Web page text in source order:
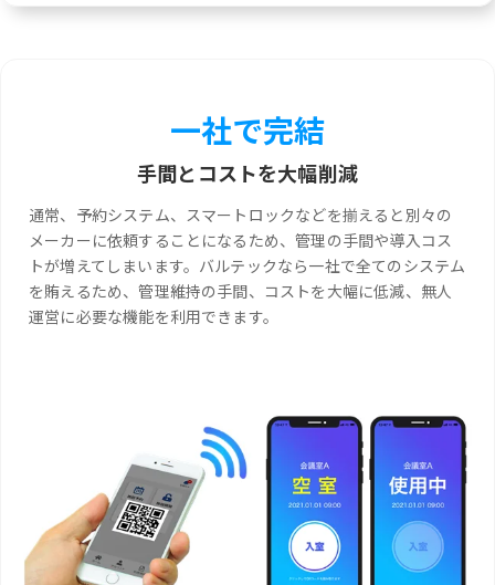
一社で完結
手間とコストを大幅削減
通常、予約システム、スマートロックなどを揃えると別々の
メーカーに依頼することになるため、管理の手間や導入コス
トが増えてしまいます。バルテックなら一社で全てのシステム
を賄えるため、管理維持の手間、コストを大幅に低減、無人
運営に必要な機能を利用できます。